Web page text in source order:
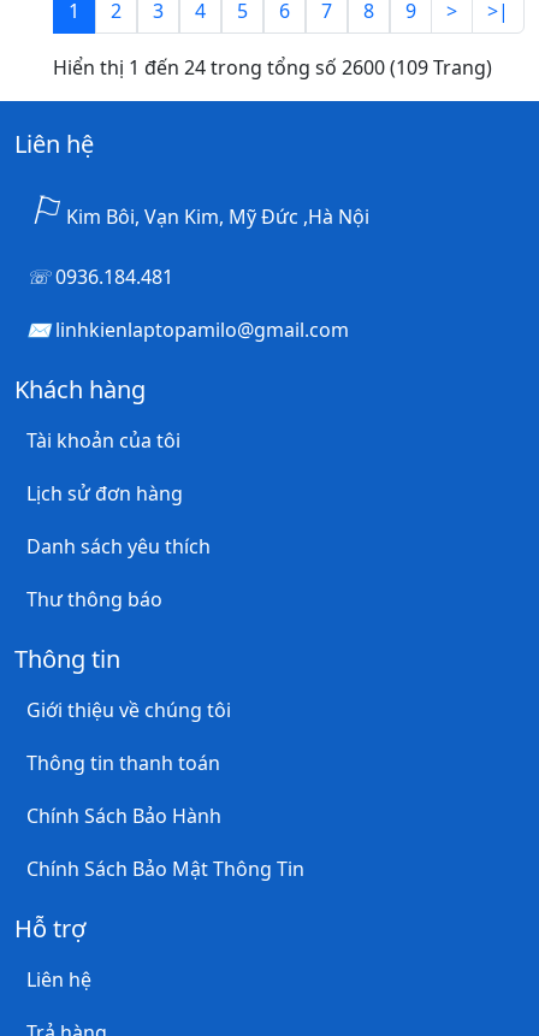
1 2 3 4 5 6 7 8 9 > >|
Hiển thị 1 đến 24 trong tổng số 2600 (109 Trang)
Liên hệ
Kim Bôi, Vạn Kim, Mỹ Đức ,Hà Nội
0936.184.481
linhkienlaptopamilo@gmail.com
Khách hàng
Tài khoản của tôi
Lịch sử đơn hàng
Danh sách yêu thích
Thư thông báo
Thông tin
Giới thiệu về chúng tôi
Thông tin thanh toán
Chính Sách Bảo Hành
Chính Sách Bảo Mật Thông Tin
Hỗ trợ
Liên hệ